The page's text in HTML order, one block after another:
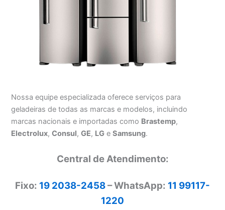
Nossa equipe especializada oferece serviços para
geladeiras de todas as marcas e modelos, incluindo
marcas nacionais e importadas como Brastemp,
Electrolux,Consul,GE, LG eSamsung.
Central de Atendimento:
Fixo: 19 2038-2458– WhatsApp: 11 99117-
1220